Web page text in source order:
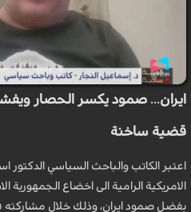
ايران... صمود يكسر الحصار
قضية ساخنة
اعتبر الكاتب والباحث السياسي الدكتور
الامريكية الرامية الى اخضاع الجمهورية
بفضل صمود ايران، وذلك خلال